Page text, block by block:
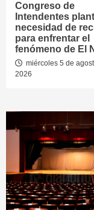
Congreso de
Intendentes
necesidad de
para enfrentar el
fenómeno de El
miércoles 5 de
2026